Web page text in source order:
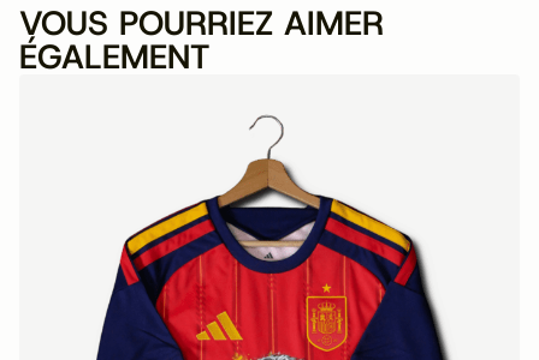
VOUS POURRIEZ AIMER
ÉGALEMENT